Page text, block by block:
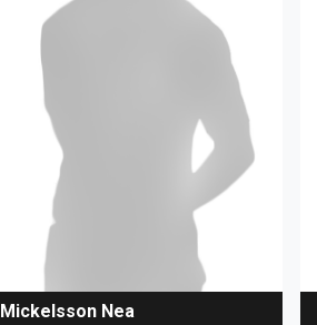
Mickelsson Nea